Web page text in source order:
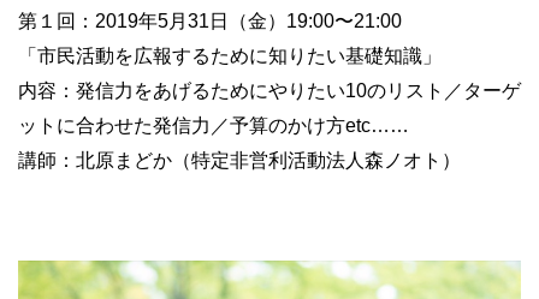
第１回：2019年5月31日（金）19:00〜21:00
「市民活動を広報するために知りたい基礎知識」
内容：発信力をあげるためにやりたい10のリスト／ターゲ
ットに合わせた発信力／予算のかけ方etc……
講師：北原まどか（特定非営利活動法人森ノオト）